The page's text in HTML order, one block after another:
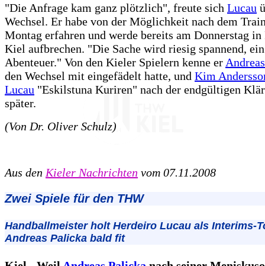
"Die Anfrage kam ganz plötzlich", freute sich Lucau
Wechsel. Er habe von der Möglichkeit nach dem
Montag erfahren und werde bereits am Donnerstag
Kiel aufbrechen. "Die Sache wird riesig spannend,
Abenteuer." Von den Kieler Spielern kenne er
den Wechsel mit eingefädelt hatte, und Kim
Lucau "Eskilstuna Kuriren" nach der endgültigen
später.
(Von Dr. Oliver Schulz)
Aus den Kieler Nachrichten vom 07.11.2008
Zwei Spiele für den THW
Handballmeister holt Herdeiro Lucau als Interims-
Andreas Palicka bald fit